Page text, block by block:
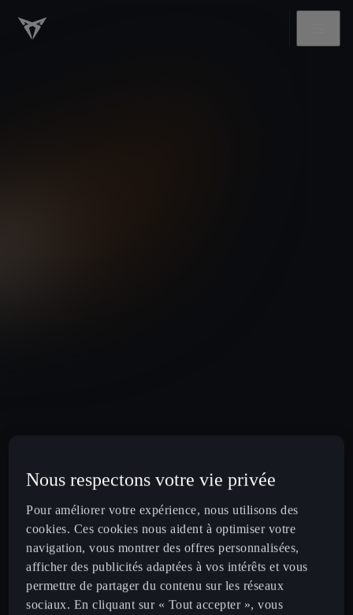
Nous respectons votre vie privée
Pour améliorer votre expérience, nous utilisons des
cookies. Ces cookies nous aident à optimiser votre
navigation, vous montrer des offres personnalisées,
afficher des publicités adaptées à vos intérêts et vous
permettre de partager du contenu sur les réseaux
sociaux. En cliquant sur « Tout accepter », vous